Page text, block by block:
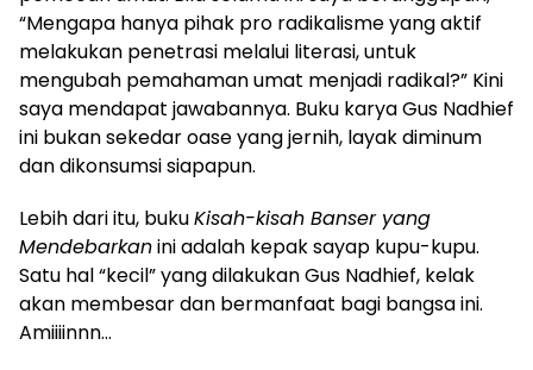
“Mengapa hanya pihak pro radikalisme yang aktif
melakukan penetrasi melalui literasi, untuk
mengubah pemahaman umat menjadi radikal?” Kini
saya mendapat jawabannya. Buku karya Gus Nadhief
ini bukan sekedar oase yang jernih, layak diminum
dan dikonsumsi siapapun.
Lebih dari itu, bukuKisah-kisah Banser yang
Mendebarkanini adalah kepak sayap kupu-kupu.
Satu hal “kecil” yang dilakukan Gus Nadhief, kelak
akan membesar dan bermanfaat bagi bangsa ini.
Amiiiinnn…